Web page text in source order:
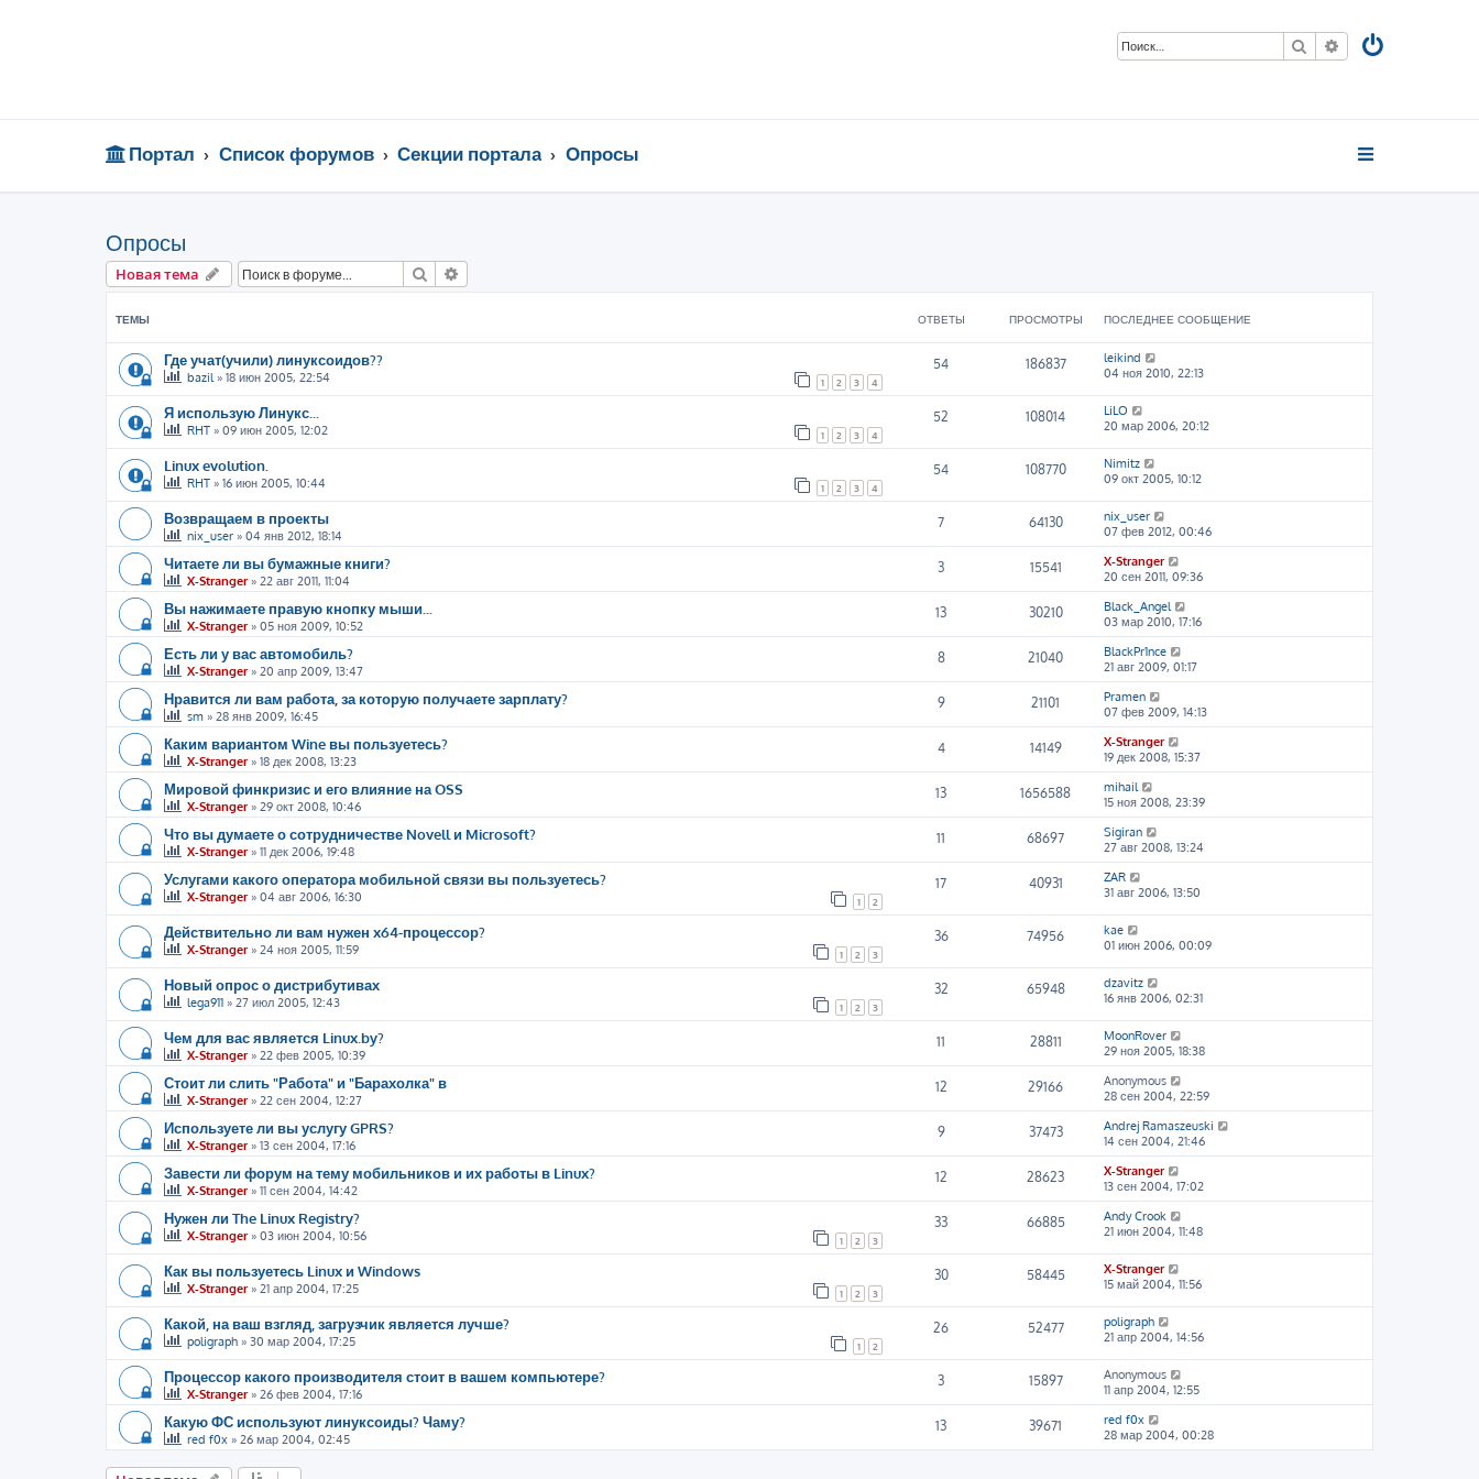
Поиск Расширенный
Портал Список форумов Секции портала Опросы
Опросы
Новая тема Поиск
ТЕМЫ ОТВЕТЫ ПРОСМОТРЫ ПОСЛЕДНЕЕ СООБЩЕНИЕ
Где учат(учили) линуксоидов??
bazil» 18 июн 2005, 22:54 1 2 3 4
54 186837
leikind
04 ноя 2010, 22:13
Я использую Линукс...
RHT » 09 июн 2005, 12:02 1 2 3 4
52 108014
LiLO
20 мар 2006, 20:12
Linux evolution.
RHT » 16 июн 2005, 10:44 1 2 3 4
54 108770
Nimitz
09 окт 2005, 10:12
Возвращаем в проекты
nix_user » 04 янв 2012, 18:14
7 64130
nix_user
07 фев 2012, 00:46
Читаете ли вы бумажные книги?
X-Stranger» 22 авг 2011, 11:04
3 15541
X-Stranger
20 сен 2011, 09:36
Вы нажимаете правую кнопку мыши...
X-Stranger» 05 ноя 2009, 10:52
13 30210
Black_Angel
03 мар 2010, 17:16
Есть ли у вас автомобиль?
X-Stranger» 20 апр 2009, 13:47
8 21040
BlackPr1nce
21 авг 2009, 01:17
Нравится ли вам работа, за которую получаете зарплату?
sm » 28 янв 2009, 16:45
9 21101
Pramen
07 фев 2009, 14:13
Каким вариантом Wine вы пользуетесь?
X-Stranger» 18 дек 2008, 13:23
4 14149
X-Stranger
19 дек 2008, 15:37
Мировой финкризис и его влияние на OSS
X-Stranger» 29 окт 2008, 10:46
13 1656588
mihail
15 ноя 2008, 23:39
Что вы думаете о сотрудничестве Novell и Microsoft?
X-Stranger» 11 дек 2006, 19:48
11 68697
Sigiran
27 авг 2008, 13:24
Услугами какого оператора мобильной связи вы пользуетесь?
X-Stranger» 04 авг 2006, 16:30 1 2
17 40931
ZAR
31 авг 2006, 13:50
Действительно ли вам нужен x64-процессор?
X-Stranger» 24 ноя 2005, 11:59 1 2 3
36 74956
kae
01 июн 2006, 00:09
Новый опрос о дистрибутивах
lega911 » 27 июл 2005, 12:43 1 2 3
32 65948
dzavitz
16 янв 2006, 02:31
Чем для вас является Linux.by?
X-Stranger» 22 фев 2005, 10:39
11 28811
MoonRover
29 ноя 2005, 18:38
Стоит ли слить "Работа" и "Барахолка" в
X-Stranger» 22 сен 2004, 12:27
12 29166
Anonymous
28 сен 2004, 22:59
Используете ли вы услугу GPRS?
X-Stranger» 13 сен 2004, 17:16
9 37473
Andrej Ramaszeuski
14 сен 2004, 21:46
Завести ли форум на тему мобильников и их работы в Linux?
X-Stranger» 11 сен 2004, 14:42
12 28623
X-Stranger
13 сен 2004, 17:02
Нужен ли The Linux Registry?
X-Stranger» 03 июн 2004, 10:56 1 2 3
33 66885
Andy Crook
21 июн 2004, 11:48
Как вы пользуетесь Linux и Windows
X-Stranger» 21 апр 2004, 17:25 1 2 3
30 58445
X-Stranger
15 май 2004, 11:56
Какой, на ваш взгляд, загрузчик является лучше?
poligraph » 30 мар 2004, 17:25 1 2
26 52477
poligraph
21 апр 2004, 14:56
Процессор какого производителя стоит в вашем компьютере?
X-Stranger» 26 фев 2004, 17:16
3 15897
Anonymous
11 апр 2004, 12:55
Какую ФС используют линуксоиды? Чаму?
red f0x » 26 мар 2004, 02:45
13 39671
red f0x
28 мар 2004, 00:28